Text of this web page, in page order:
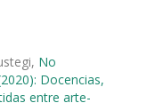
No
Docencias,
entre arte-